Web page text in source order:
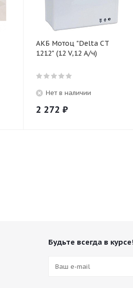
АКБ Мотоц "Delta CТ
1212" (12 V,12 А/ч)
Нет в наличии
2 272 ₽
Будьте всегда в